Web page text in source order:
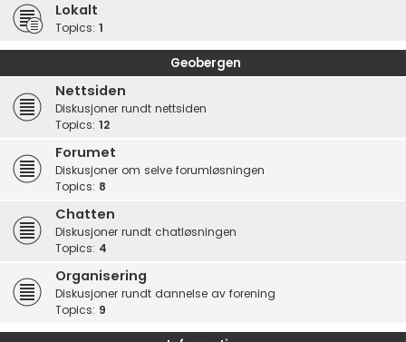
Lokalt
Topics: 1
Geobergen
Nettsiden
Diskusjoner rundt nettsiden
Topics: 12
Forumet
Diskusjoner om selve forumløsningen
Topics: 8
Chatten
Diskusjoner rundt chatløsningen
Topics: 4
Organisering
Diskusjoner rundt dannelse av forening
Topics: 9